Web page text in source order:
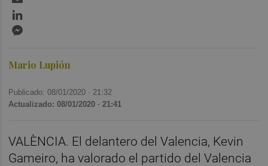
Mario Lupión
Publicado: 08/01/2020 · 21:32
Actualizado: 08/01/2020 · 21:41
VALÈNCIA. El delantero del Valencia, Kevin
Gameiro, ha valorado el partido del Valencia